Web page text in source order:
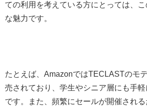
ての利用を考えている方にとっては、
な魅力です。
たとえば、AmazonではTECLASTのモ
売されており、学生やシニア層にも手
です。また、頻繁にセールが開催され